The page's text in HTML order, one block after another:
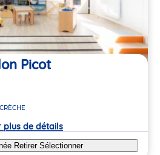
Picot
plus de détails
Retirer Sélectionner